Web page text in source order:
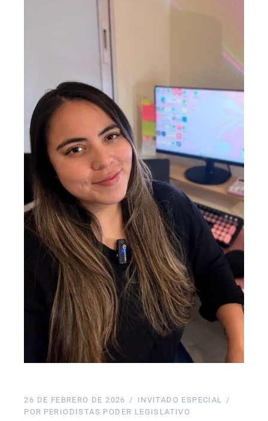
26 DE FEBRERO DE 2026
INVITADO ESPECIAL
POR PERIODISTAS PODER LEGISLATIVO